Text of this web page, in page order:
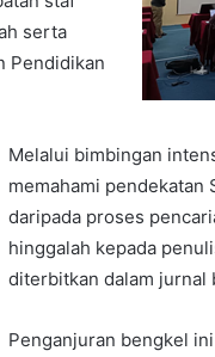
serta
Pendidikan
Melalui bimbingan
memahami pendekatan
daripada proses
hinggalah kepada
diterbitkan dalam jurnal
Penganjuran bengkel